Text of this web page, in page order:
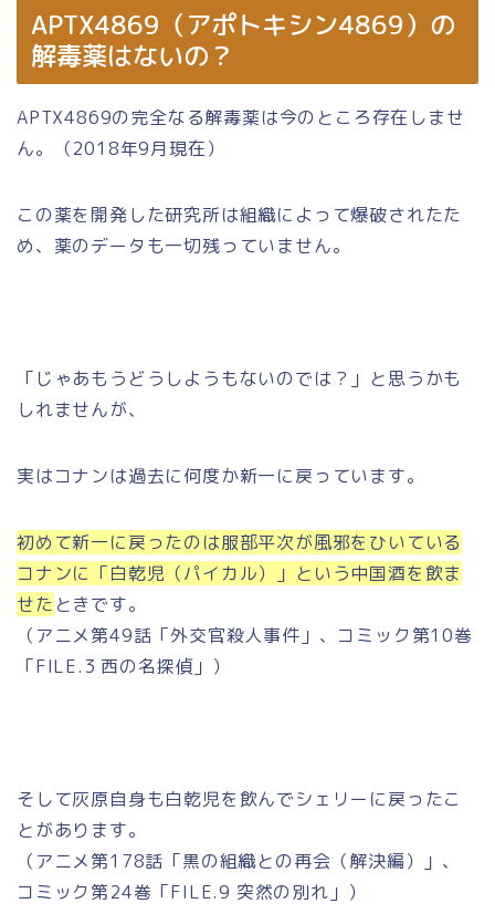
APTX4869（アポトキシン4869）の
解毒薬はないの？
APTX4869の完全なる解毒薬は今のところ存在しませ
ん。（2018年9月現在）
この薬を開発した研究所は組織によって爆破されたた
め、薬のデータも一切残っていません。
「じゃあもうどうしようもないのでは？」と思うかも
しれませんが、
実はコナンは過去に何度か新一に戻っています。
初めて新一に戻ったのは服部平次が風邪をひいている
コナンに「白乾児（パイカル）」という中国酒を飲ま
せたときです。
（アニメ第49話「外交官殺人事件」、コミック第10巻
「FILE.3 西の名探偵」）
そして灰原自身も白乾児を飲んでシェリーに戻ったこ
とがあります。
（アニメ第178話「黒の組織との再会（解決編）」、
コミック第24巻「FILE.9 突然の別れ」）